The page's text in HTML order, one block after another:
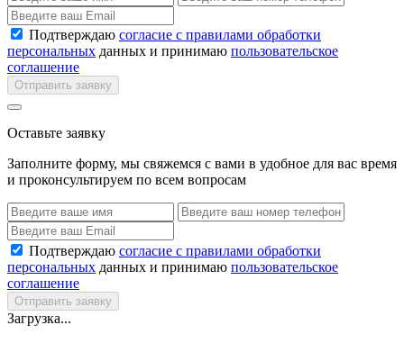
Подтверждаю согласие с правилами обработки
персональных данных и принимаю пользовательское
соглашение
Отправить заявку
Оставьте заявку
Заполните форму, мы свяжемся с вами в удобное для вас время
и проконсультируем по всем вопросам
Подтверждаю согласие с правилами обработки
персональных данных и принимаю пользовательское
соглашение
Отправить заявку
Загрузка...